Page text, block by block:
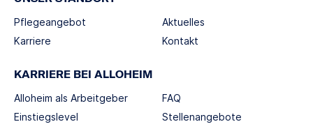
Pflegeangebot
Karriere
Aktuelles
Kontakt
KARRIERE BEI ALLOHEIM
Alloheim als Arbeitgeber
Einstiegslevel
FAQ
Stellenangebote